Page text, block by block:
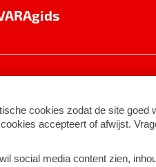
©2026BNNVARA